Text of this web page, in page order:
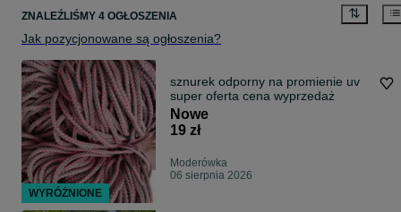
ZNALEŹLIŚMY 4 OGŁOSZENIA
Jak pozycjonowane są ogłoszenia?
sznurek odporny na promienie uv
super oferta cena wyprzedaż
Nowe
19 zł
Moderówka
06 sierpnia 2026
WYRÓŻNIONE